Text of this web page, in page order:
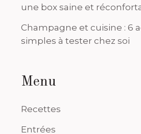
une box saine et
Champagne et cuisine : 6
simples à tester chez soi
Menu
Recettes
Entrées